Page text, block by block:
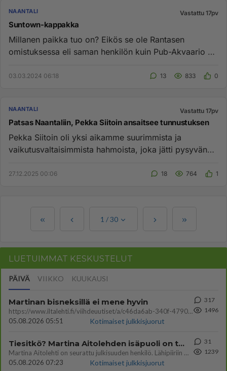
NAANTALI Vastattu 17pv
Suntown-kappakka
Millanen paikka tuo on? Eikös se ole Rantasen
omistuksessa eli saman henkilön kuin Pub-Akvaario oli
03.03.2024 06:18 13 833 0
NAANTALI Vastattu 17pv
Patsas Naantaliin, Pekka Siitoin ansaitsee tunnustuksen
Pekka Siitoin oli yksi aikamme suurimmista ja
vaikutusvaltaisimmista hahmoista, joka jätti pysyvän
27.12.2025 00:06 18 764 1
1 /30
LUETUIMMAT KESKUSTELUT
PÄIVÄ VIIKKO KUUKAUSI
Martinan bisneksillä ei mene hyvin
https://www.iltalehti.fi/viihdeuutiset/a/c46da6ab-340f-4790-aaa7-0865eed2336 Yrityksen konkurssihakemus on tullut kärä
05.08.2026 05:51
Kotimaiset julkkisjuorut
317
1496
Tiesitkö? Martina Aitolehden isäpuoli on tämä suosittu laulaja
Martina Aitolehti on seurattu julkisuuden henkilö. Lähipiiriin mahtuu muitakin tunnettuja henkilöitä. Tiesitkö, että Ma
05.08.2026 07:23
Kotimaiset julkkisjuorut
31
1239